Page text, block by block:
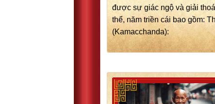
được sự giác ngộ và giải
thể, năm triền cái bao gồm:
(Kamacchanda):